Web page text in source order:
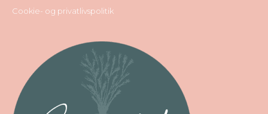
Cookie- og privatlivspolitik